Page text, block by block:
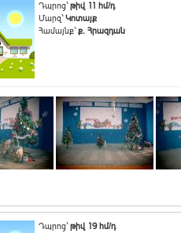
Դպրոց`թիվ 11 հմ/դ
Մարզ`Կոտայք
Համայնք`ք. Հրազդան
Դպրոց`թիվ 19 հմ/դ